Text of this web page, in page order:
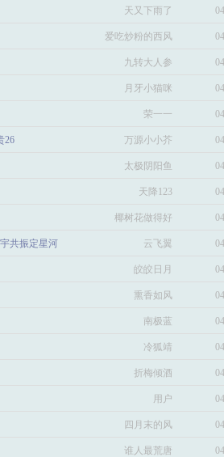
天又下雨了
爱吃炒粉的西风
九转大人参
月牙小猫咪
荣一一
26 万源小小芥
太极阴阳鱼
天降123
椰树花做得好
共振定星河 云飞翼
皎皎日月
熏香如风
南极蓝
冷狐靖
折梅倾酒
用户
9377879421192
四月末的风
谁人最荒唐